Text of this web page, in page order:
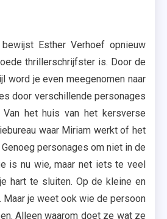
Esther Verhoef opnieuw
thrillerschrijfster is. Door de
word je even meegenomen naar
door verschillende personages
Van het huis van het kersverse
waar Miriam werkt of het
personages om niet in de
is nu wie, maar net iets te veel
hart te sluiten. Op de kleine en
Maar je weet ook wie de persoon
Alleen waarom doet ze wat ze